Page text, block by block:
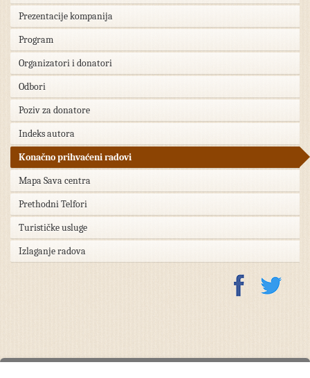
Prezentacije kompanija
Program
Organizatori i donatori
Odbori
Poziv za donatore
Indeks autora
Konačno prihvaćeni radovi
Mapa Sava centra
Prethodni Telfori
Turističke usluge
Izlaganje radova